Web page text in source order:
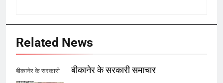
Related News
बीकानेर के सरकारी
बीकानेर के सरकारी समाचार